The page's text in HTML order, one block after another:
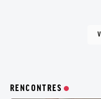
RENCONTRES